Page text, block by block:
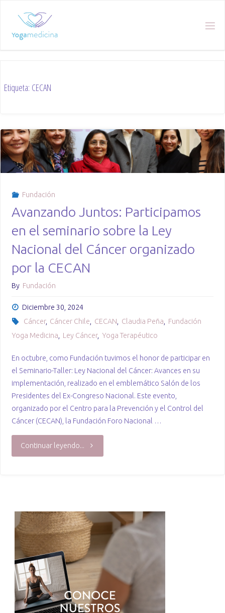
Etiqueta: CECAN
Fundación
Avanzando Juntos: Participamos
en el seminario sobre la Ley
Nacional del Cáncer organizado
por la CECAN
By Fundación
Diciembre 30, 2024
Cáncer, Cáncer Chile, CECAN, Claudia Peña, Fundación
Yoga Medicina, Ley Cáncer, Yoga Terapéutico
En octubre, como Fundación tuvimos el honor de participar en
el Seminario-Taller: Ley Nacional del Cáncer: Avances en su
implementación, realizado en el emblemático Salón de los
Presidentes del Ex-Congreso Nacional. Este evento,
organizado por el Centro para la Prevención y el Control del
Cáncer (CECAN), la Fundación Foro Nacional …
Continuar leyendo... "Avanzando
en
el
seminario
sobre
la